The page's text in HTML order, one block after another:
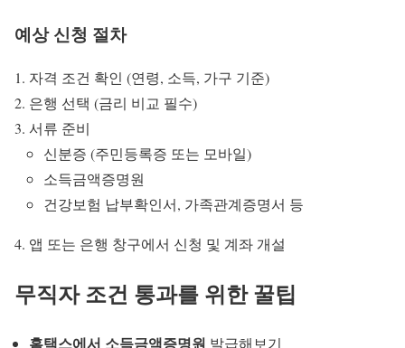
예상 신청 절차
자격 조건 확인 (연령, 소득, 가구 기준)
은행 선택 (금리 비교 필수)
서류 준비
신분증 (주민등록증 또는 모바일)
소득금액증명원
건강보험 납부확인서, 가족관계증명서 등
앱 또는 은행 창구에서 신청 및 계좌 개설
무직자 조건 통과를 위한 꿀팁
홈택스에서 소득금액증명원 발급해보기